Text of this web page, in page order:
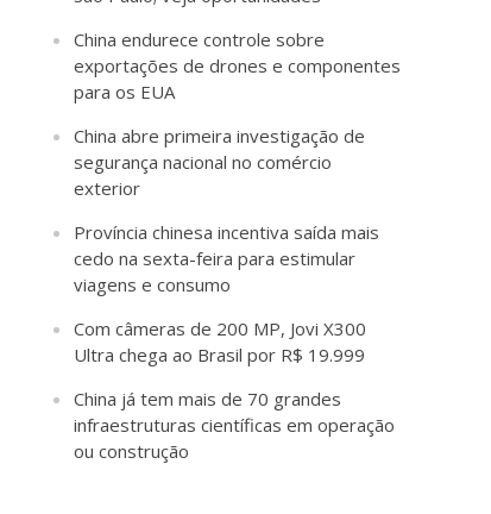
China endurece controle sobre
exportações de drones e componentes
para os EUA
China abre primeira investigação de
segurança nacional no comércio
exterior
Província chinesa incentiva saída mais
cedo na sexta-feira para estimular
viagens e consumo
Com câmeras de 200 MP, Jovi X300
Ultra chega ao Brasil por R$ 19.999
China já tem mais de 70 grandes
infraestruturas científicas em operação
ou construção